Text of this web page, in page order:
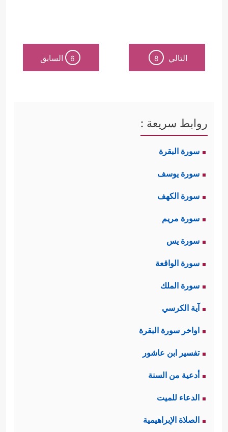
التالي 8
6 السابق
روابط سريعة :
سورة البقرة
سورة يوسف
سورة الكهف
سورة مريم
سورة يس
سورة الواقعة
سورة الملك
آية الكرسي
اواخر سورة البقرة
تفسير ابن عاشور
أدعية من السنة
الدعاء للميت
الصلاة الإبراهيمية